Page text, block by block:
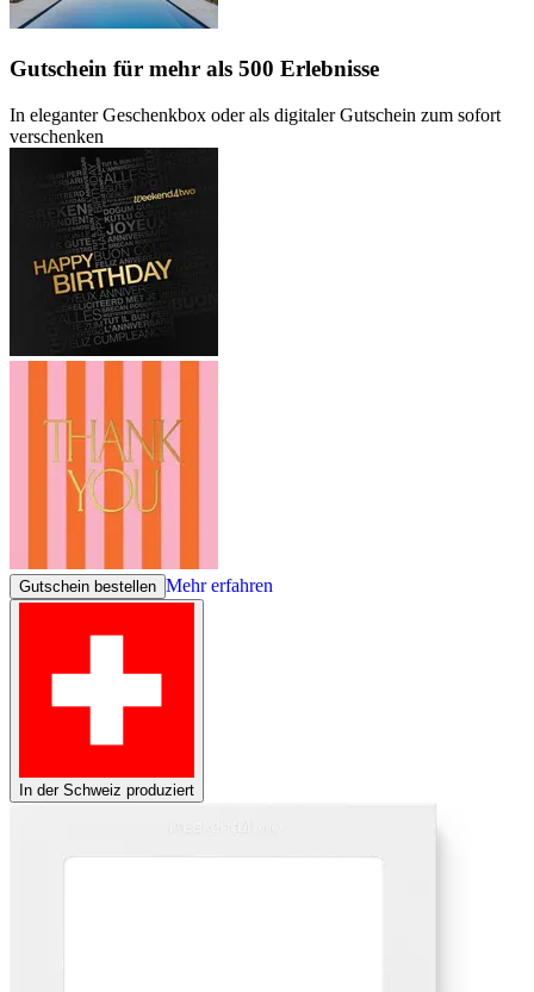
Gutschein für mehr als 500 Erlebnisse
In eleganter Geschenkbox oder als digitaler Gutschein zum sofort
verschenken
Gutschein bestellen Mehr erfahren
In der Schweiz produziert